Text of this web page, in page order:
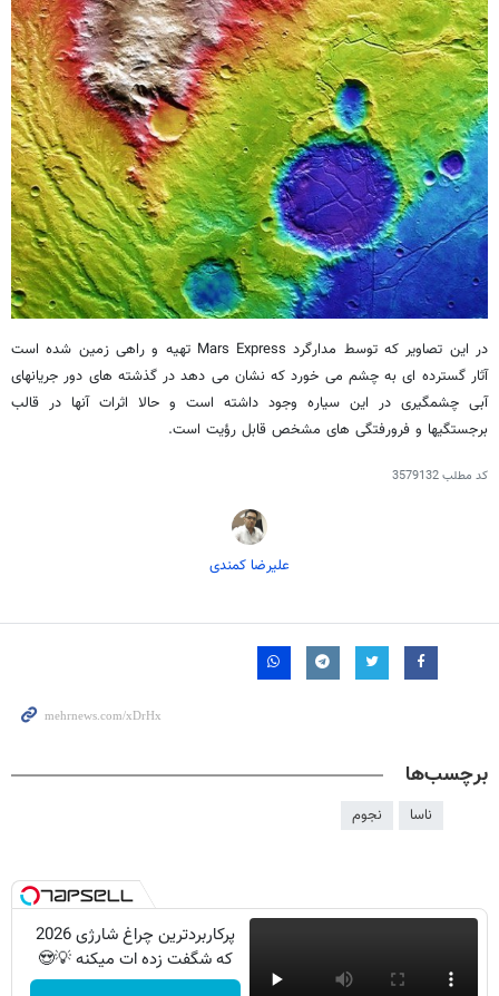
در این تصاویر که توسط مدارگرد Mars Express تهیه و راهی زمین شده است
آثار گسترده ای به چشم می خورد که نشان می دهد در گذشته های دور جریانهای
آبی چشمگیری در این سیاره وجود داشته است و حالا اثرات آنها در قالب
برجستگیها و فرورفتگی های مشخص قابل رؤیت است.
کد مطلب3579132
علیرضا کمندی
برچسب‌ها
ناسا نجوم
پرکاربردترین چراغ شارژی 2026
که شگفت زده ات میکنه 💡😍